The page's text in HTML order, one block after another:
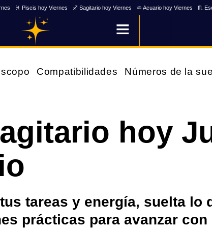
♓ Piscis hoy Viernes ♐ Sagitario hoy Viernes ♒ Acuario hoy Viernes ♏
Compatibilidades Números de la
hoy
tareas y energía, suelta lo
prácticas para avanzar con